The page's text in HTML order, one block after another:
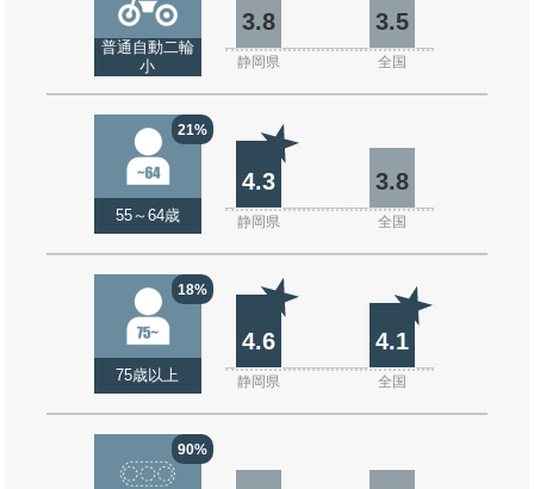
普通自動二輪
小
3.8 3.5
静岡県 全国
21%
55～64歳
4.3 3.8
静岡県 全国
18%
75歳以上
4.6 4.1
静岡県 全国
90%